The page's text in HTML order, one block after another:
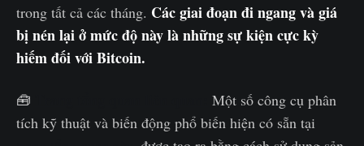
trong tất cả các tháng. Các giai đoạn đi ngang và giá
bị nén lại ở mức độ này là những sự kiện cực kỳ
hiếm đối với Bitcoin.
🧰
Một số công cụ phân
tích kỹ thuật và biến động phổ biến hiện có sẵn tại